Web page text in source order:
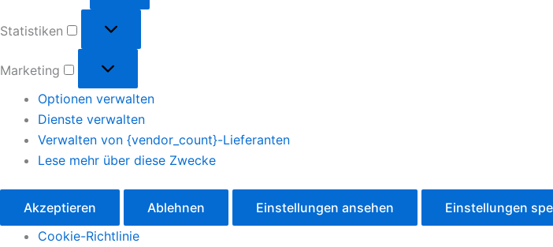
Statistiken
Marketing
Optionen verwalten
Dienste verwalten
Verwalten von {vendor_count}-Lieferanten
Lese mehr über diese Zwecke
Akzeptieren Ablehnen Einstellungen ansehen Einstellungen
Cookie-Richtlinie